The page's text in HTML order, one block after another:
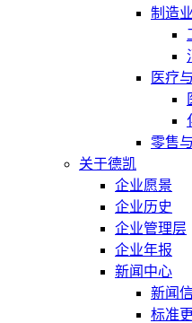
制造业
医疗
零售
关于德凯
企业愿景
企业历史
企业管理层
企业年报
新闻中心
新闻
标准